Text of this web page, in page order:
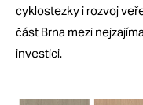
cyklostezky i rozvoj
část Brna mezi
investici.